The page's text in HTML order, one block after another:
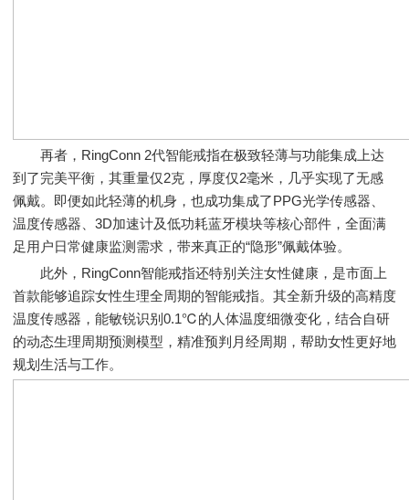
再者，RingConn 2代智能戒指在极致轻薄与功能集成上达
到了完美平衡，其重量仅2克，厚度仅2毫米，几乎实现了无感
佩戴。即便如此轻薄的机身，也成功集成了PPG光学传感器、
温度传感器、3D加速计及低功耗蓝牙模块等核心部件，全面满
足用户日常健康监测需求，带来真正的“隐形”佩戴体验。
此外，RingConn智能戒指还特别关注女性健康，是市面上
首款能够追踪女性生理全周期的智能戒指。其全新升级的高精度
温度传感器，能敏锐识别0.1℃的人体温度细微变化，结合自研
的动态生理周期预测模型，精准预判月经周期，帮助女性更好地
规划生活与工作。